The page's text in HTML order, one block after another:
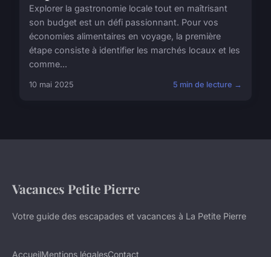
Explorer la gastronomie locale tout en maîtrisant
son budget est un défi passionnant. Pour vos
économies alimentaires en voyage, la première
étape consiste à identifier les marchés locaux et les
comme...
10 mai 2025 5 min de lecture →
Vacances Petite Pierre
Votre guide des escapades et vacances à La Petite Pierre
AccueilMentions légalesContact